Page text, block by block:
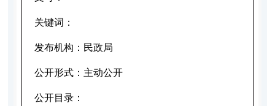
关键词：
发布机构： 民政局
公开形式： 主动公开
公开目录：